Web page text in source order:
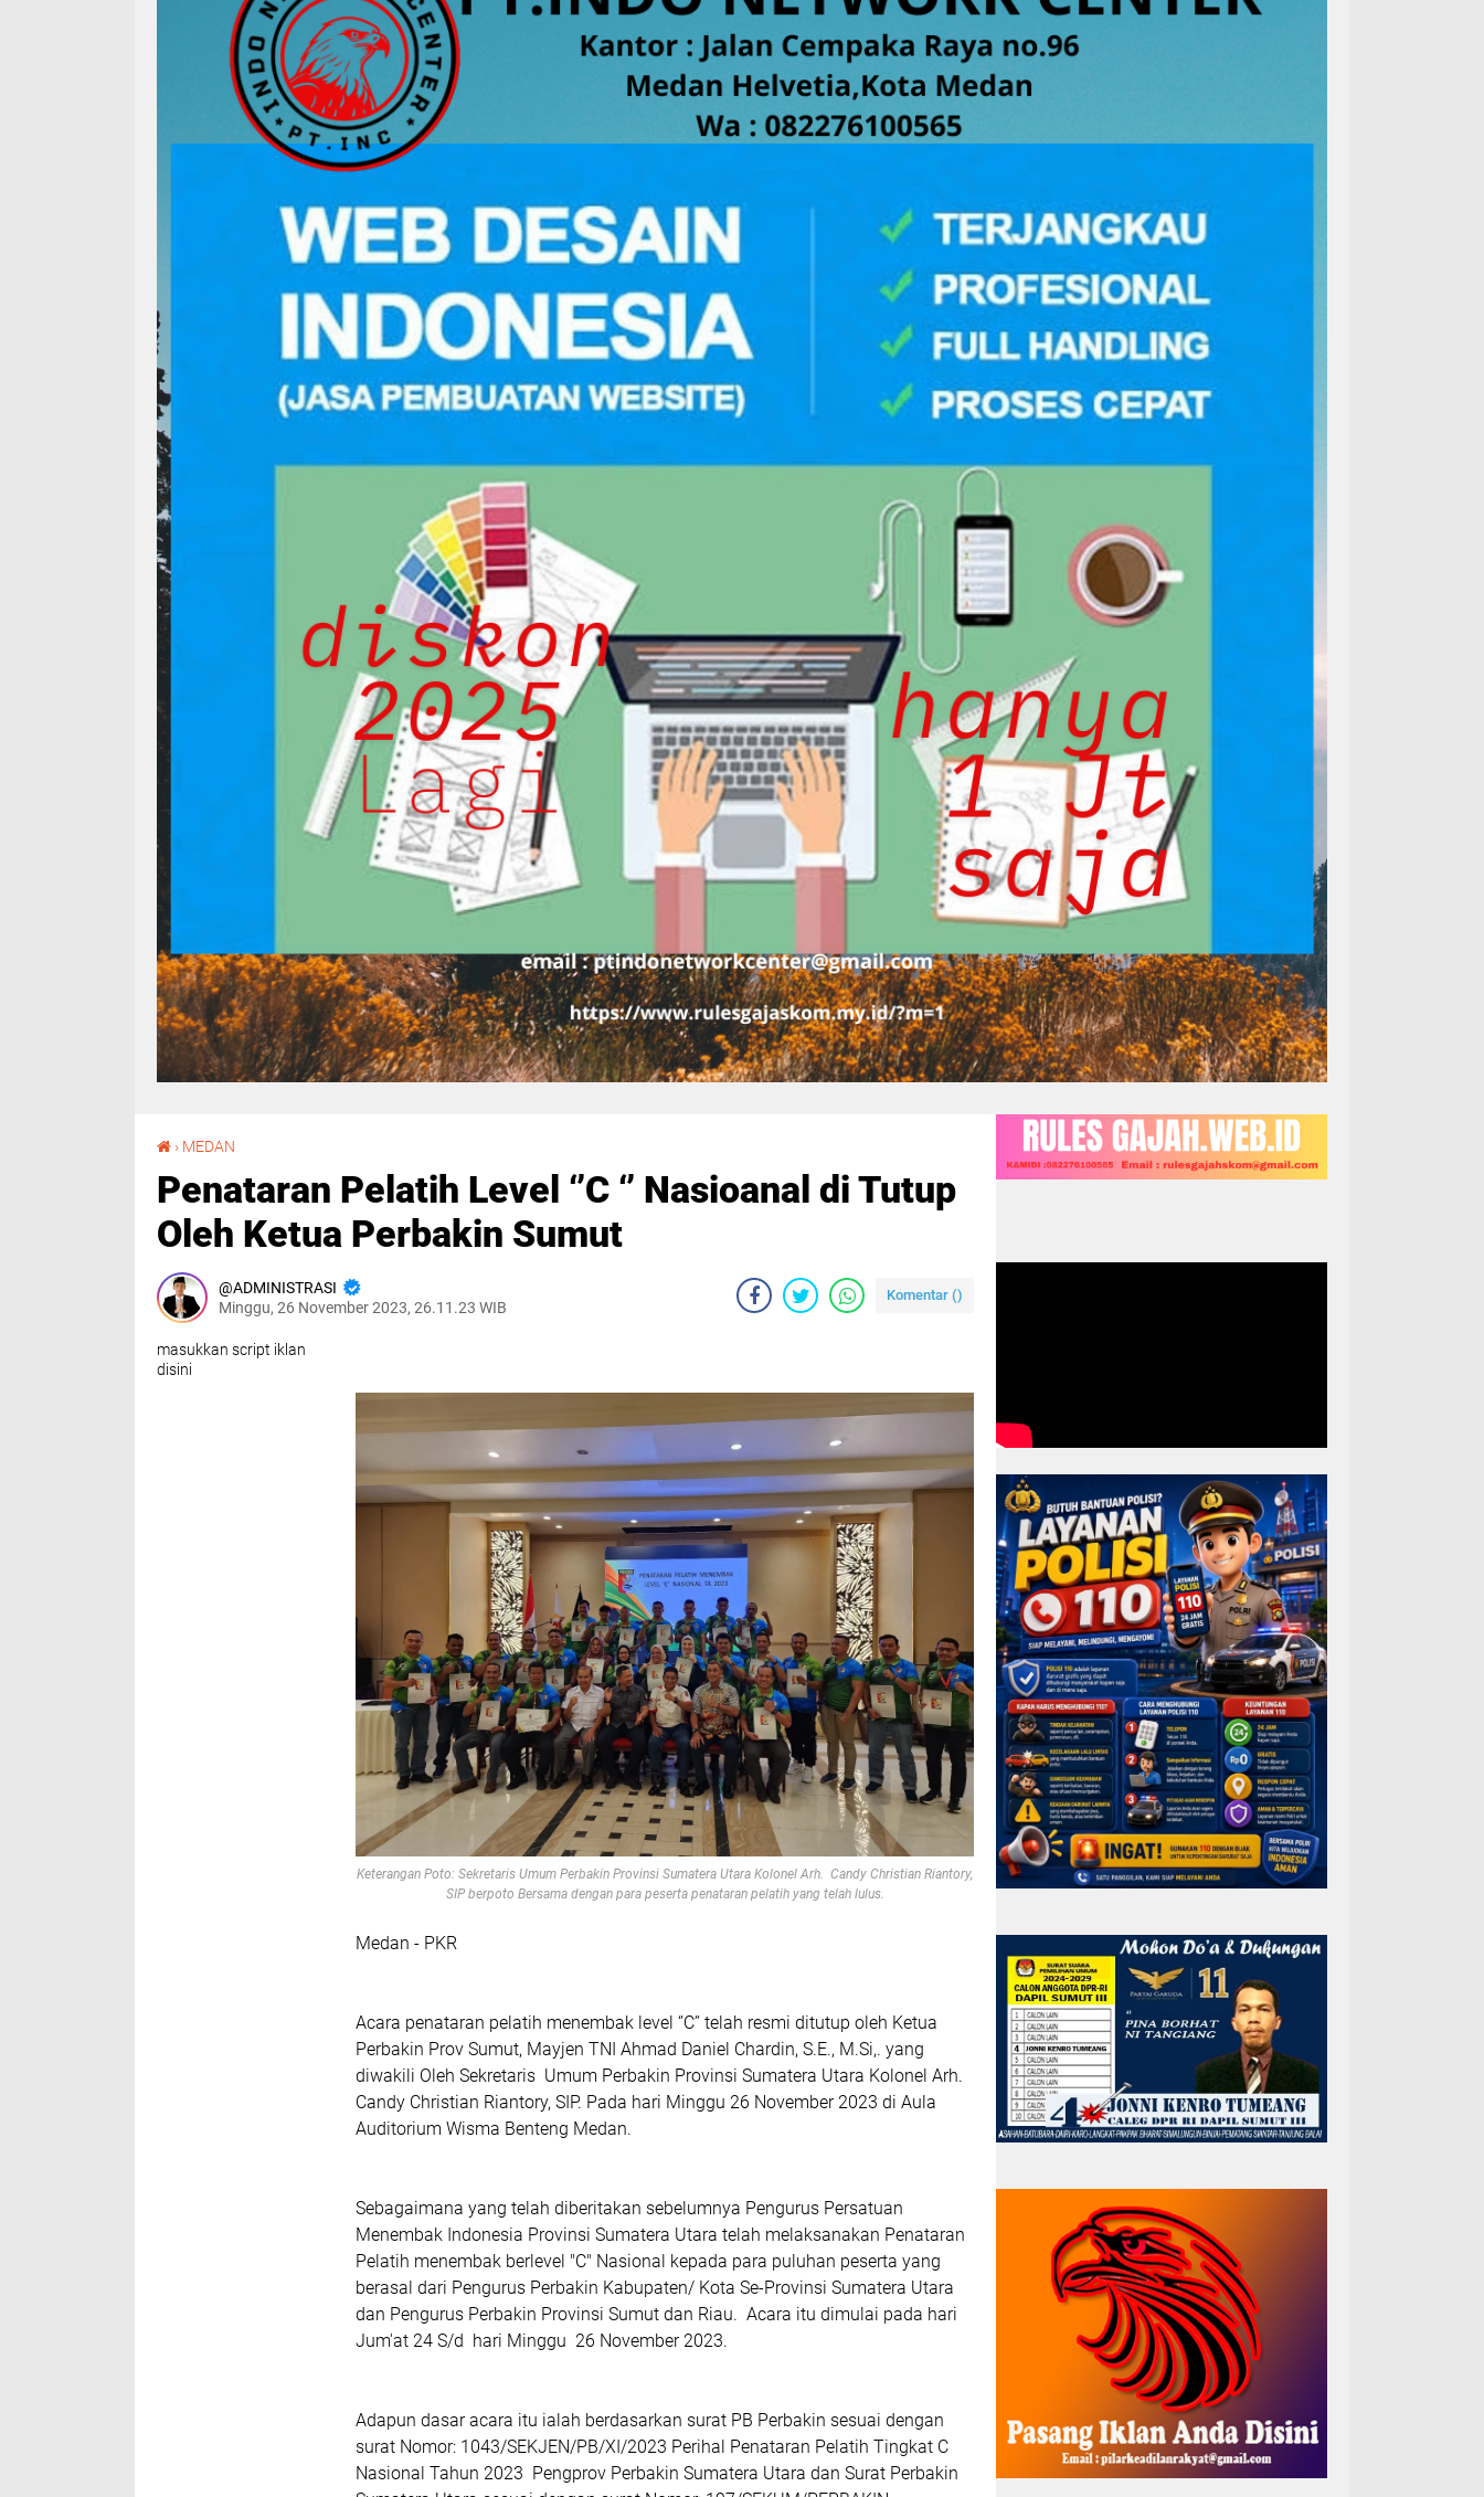
› MEDAN
Penataran Pelatih Level ‘’C ‘’ Nasioanal di Tutup
Oleh Ketua Perbakin Sumut
ADMINISTRASI
Minggu, 26 November 2023, 26.11.23 WIB
Komentar ()
masukkan script iklan
disini
Keterangan Poto: Sekretaris Umum Perbakin Provinsi Sumatera Utara Kolonel Arh. Candy Christian Riantory,
SIP berpoto Bersama dengan para peserta penataran pelatih yang telah lulus.
Medan - PKR
Acara penataran pelatih menembak level ‘’C’’ telah resmi ditutup oleh Ketua
Perbakin Prov Sumut, Mayjen TNI Ahmad Daniel Chardin, S.E., M.Si,. yang
diwakili Oleh Sekretaris Umum Perbakin Provinsi Sumatera Utara Kolonel Arh.
Candy Christian Riantory, SIP. Pada hari Minggu 26 November 2023 di Aula
Auditorium Wisma Benteng Medan.
Sebagaimana yang telah diberitakan sebelumnya Pengurus Persatuan
Menembak Indonesia Provinsi Sumatera Utara telah melaksanakan Penataran
Pelatih menembak berlevel "C" Nasional kepada para puluhan peserta yang
berasal dari Pengurus Perbakin Kabupaten/ Kota Se-Provinsi Sumatera Utara
dan Pengurus Perbakin Provinsi Sumut dan Riau. Acara itu dimulai pada hari
Jum'at 24 S/d hari Minggu 26 November 2023.
Adapun dasar acara itu ialah berdasarkan surat PB Perbakin sesuai dengan
surat Nomor: 1043/SEKJEN/PB/XI/2023 Perihal Penataran Pelatih Tingkat C
Nasional Tahun 2023 Pengprov Perbakin Sumatera Utara dan Surat Perbakin